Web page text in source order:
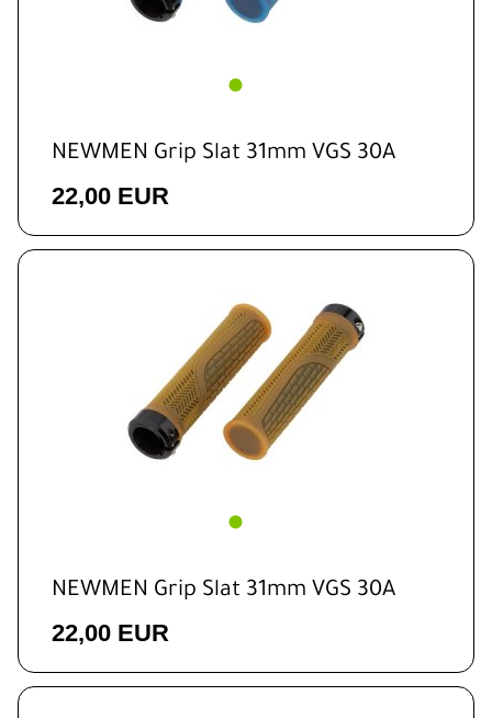
NEWMEN Grip Slat 31mm VGS 30A
22,00 EUR
NEWMEN Grip Slat 31mm VGS 30A
22,00 EUR